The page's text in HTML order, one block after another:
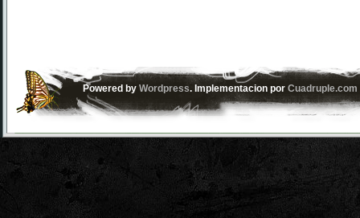
Powered byWordpress. Implementacion porCuadruple.com